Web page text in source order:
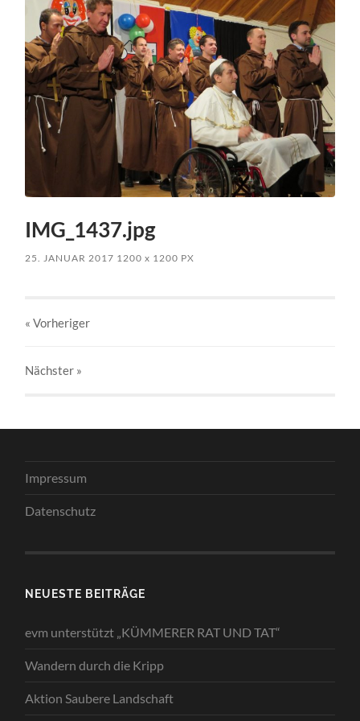
IMG_1437.jpg
25. JANUAR 2017 1200x 1200 PX
« Vorheriger
Nächster »
Impressum
Datenschutz
NEUESTE BEITRÄGE
evm unterstützt „KÜMMERER RAT UND TAT“
Wandern durch die Kripp
Aktion Saubere Landschaft